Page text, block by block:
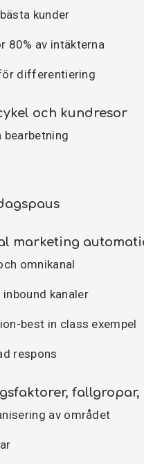
kunder
80% av intäkterna
differentiering
och kundresor
bearbetning
marketing
omnikanal
kanaler
best in class exempel
respons
av området